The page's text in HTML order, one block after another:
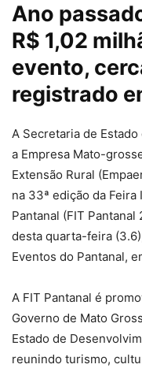
Ano
R$ 1,02
evento,
registrado
A Secretaria de
a Empresa Mato-
Extensão Rural
na 33ª edição da
Pantanal (FIT
desta quarta-feira
Eventos do Pantanal,
A FIT Pantanal é
Governo de Mato
Estado de
reunindo turismo,